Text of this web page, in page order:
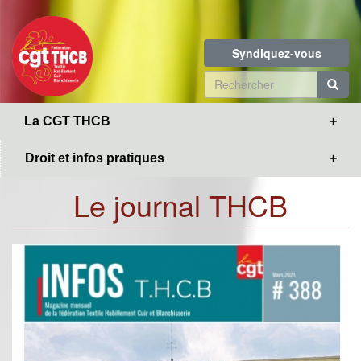
contenu
principal
Syndiquez-vous
Formulaire
de
La CGT THCB
Droit et infos pratiques
Le journal THCB